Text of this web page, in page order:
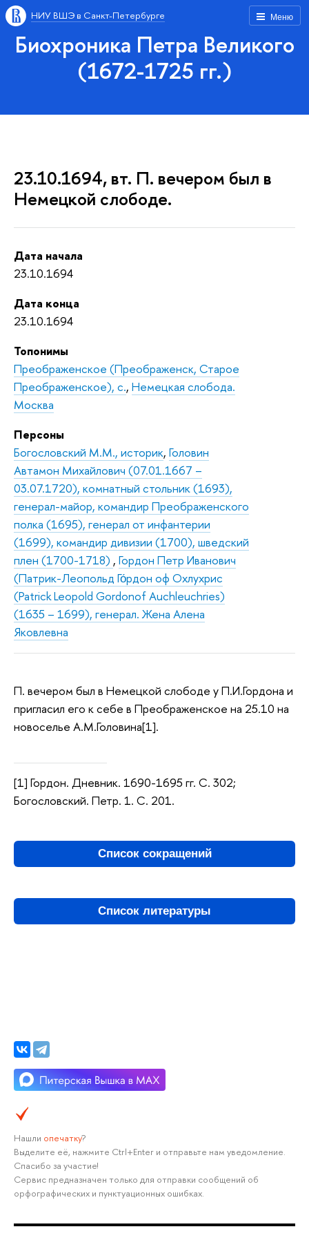
Меню
НИУ ВШЭ в Санкт-Петербурге
Биохроника Петра Великого
(1672-1725 гг.)
23.10.1694, вт. П. вечером был в
Немецкой слободе.
Дата начала
23.10.1694
Дата конца
23.10.1694
Топонимы
Преображенское (Преображенск, Старое
Преображенское), с., Немецкая слобода.
Москва
Персоны
Богословский М.М., историк, Головин
Автамон Михайлович (07.01.1667 –
03.07.1720), комнатный стольник (1693),
генерал-майор, командир Преображенского
полка (1695), генерал от инфантерии
(1699), командир дивизии (1700), шведский
плен (1700-1718) , Гордон Петр Иванович
(Патрик-Леопольд Го́рдон оф Охлухрис
(Patrick Leopold Gordonof Auchleuchries)
(1635 – 1699), генерал. Жена Алена
Яковлевна
П. вечером был в Немецкой слободе у П.И.Гордона и
пригласил его к себе в Преображенское на 25.10 на
новоселье А.М.Головина[1].
[1] Гордон. Дневник. 1690-1695 гг. С. 302;
Богословский. Петр. 1. С. 201.
Список сокращений
Список литературы
Нашли опечатку?
Выделите её, нажмите Ctrl+Enter и отправьте нам уведомление.
Спасибо за участие!
Сервис предназначен только для отправки сообщений об
орфографических и пунктуационных ошибках.